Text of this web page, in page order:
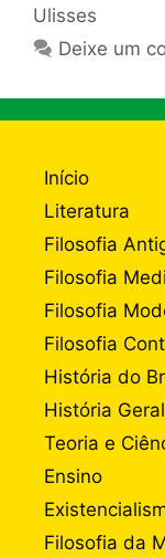
Ulisses
Deixe um
Início
Literatura
Filosofia
Filosofia
Filosofia
Filosofia
História do
História Geral
Teoria e
Ensino
Filosofia da